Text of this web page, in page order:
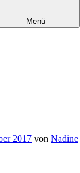
Menü
2017 von Nadine